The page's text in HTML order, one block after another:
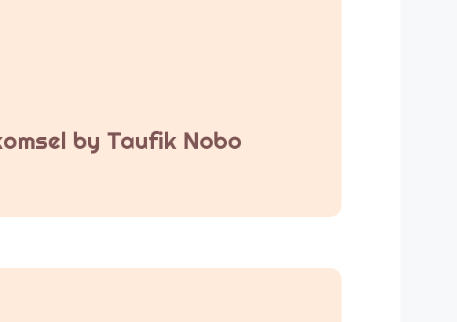
by Taufik Nobo